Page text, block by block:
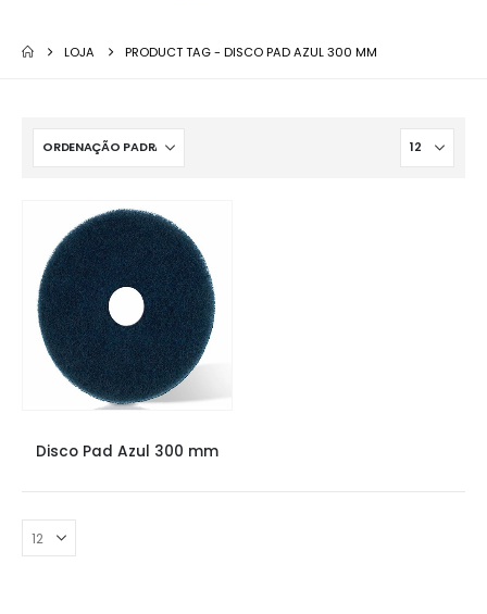
LOJA PRODUCT TAG -DISCO PAD AZUL 300 MM
Disco Pad Azul 300 mm